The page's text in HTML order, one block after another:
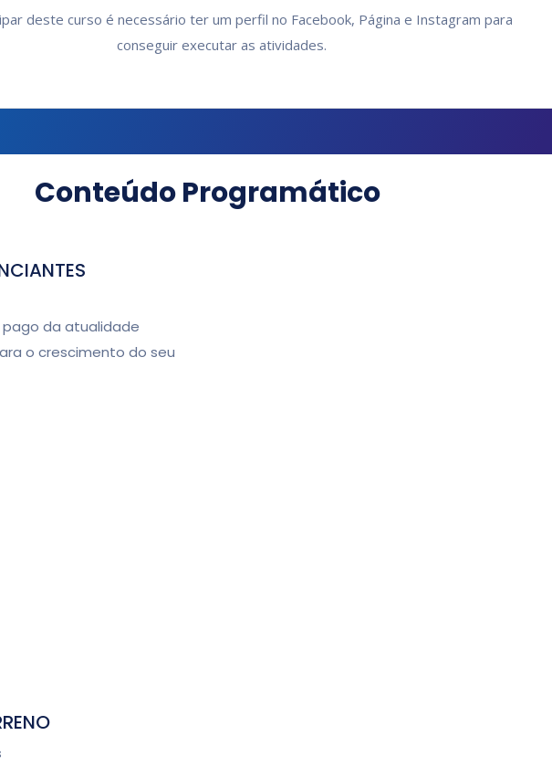
deste curso é necessário ter um perfil no Facebook, Página e Instagram para
conseguir executar as atividades.
Conteúdo Programático
da atualidade
o crescimento do seu